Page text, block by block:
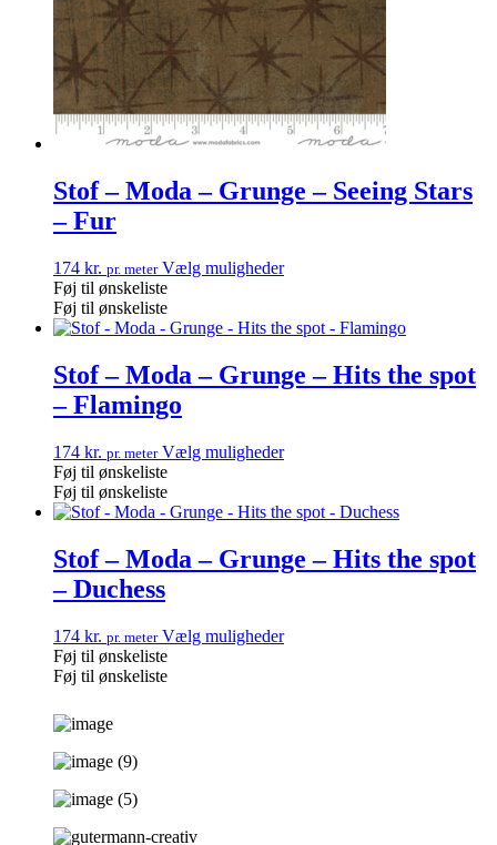
Stof – Moda – Grunge – Seeing Stars
– Fur
174 kr. pr. meter Vælg muligheder
Føj til ønskeliste
Føj til ønskeliste
Stof – Moda – Grunge – Hits the spot
– Flamingo
174 kr. pr. meter Vælg muligheder
Føj til ønskeliste
Føj til ønskeliste
Stof – Moda – Grunge – Hits the spot
– Duchess
174 kr. pr. meter Vælg muligheder
Føj til ønskeliste
Føj til ønskeliste